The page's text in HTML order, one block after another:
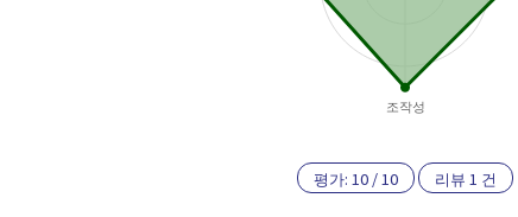
조작성
평가:10 /10 리뷰1 건